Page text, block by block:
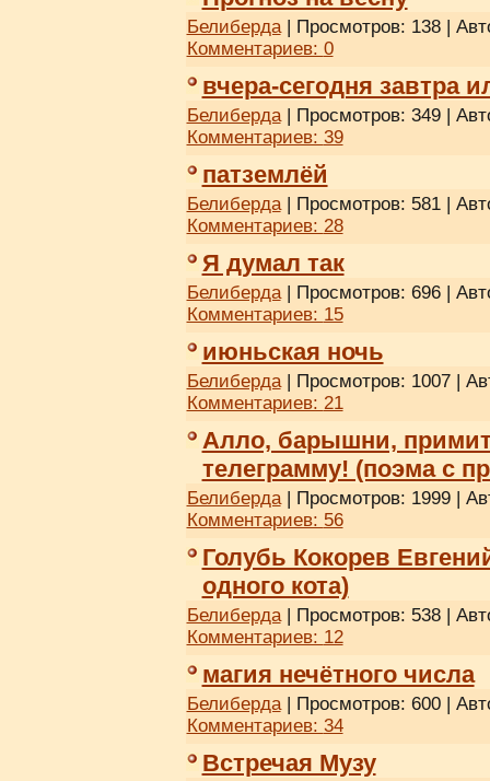
Белиберда| Просмотров: 138 |
Комментариев: 0
вчера-сегодня завтра
Белиберда| Просмотров: 349 |
Комментариев: 39
патземлёй
Белиберда| Просмотров: 581 |
Комментариев: 28
Я думал так
Белиберда| Просмотров: 696 |
Комментариев: 15
июньская ночь
Белиберда| Просмотров: 1007 |
Комментариев: 21
Алло, барышни,
телеграмму! (поэма с
Белиберда| Просмотров: 1999 |
Комментариев: 56
Голубь Кокорев
одного кота)
Белиберда| Просмотров: 538 |
Комментариев: 12
магия нечётного числа
Белиберда| Просмотров: 600 |
Комментариев: 34
Встречая Музу